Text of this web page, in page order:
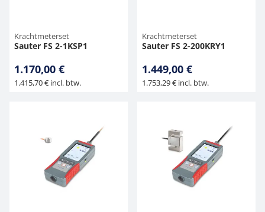
Krachtmeterset
Sauter FS 2-1KSP1
1.170,00 €
1.415,70 € incl. btw.
Krachtmeterset
Sauter FS 2-200KRY1
1.449,00 €
1.753,29 € incl. btw.